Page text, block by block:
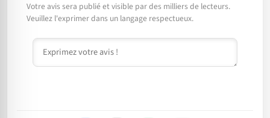
Votre avis sera publié et visible par des milliers de lecteurs.
Veuillez l'exprimer dans un langage respectueux.
Commentaire